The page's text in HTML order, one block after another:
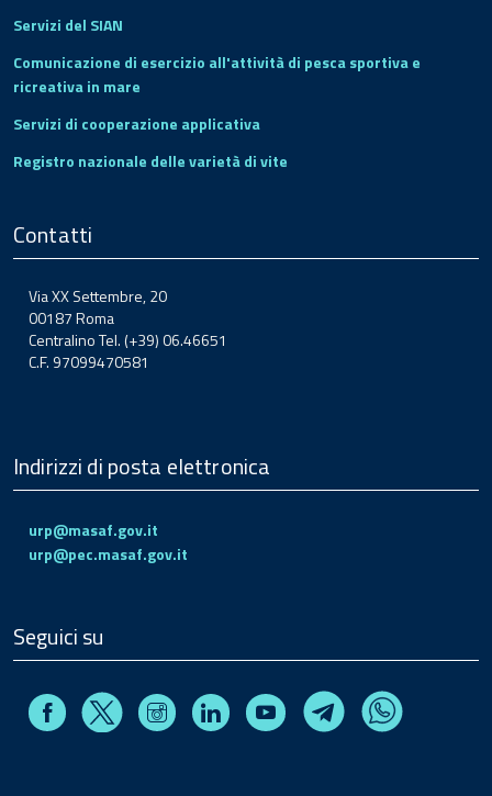
Servizi del SIAN
Comunicazione di esercizio all'attività di pesca sportiva e
ricreativa in mare
Servizi di cooperazione applicativa
Registro nazionale delle varietà di vite
Contatti
Via XX Settembre, 20
00187 Roma
Centralino Tel. (+39) 06.46651
C.F. 97099470581
Indirizzi di posta elettronica
urp@masaf.gov.it
urp@pec.masaf.gov.it
Seguici su
FacebookX InstagramLinkedin Youtube TelegramWhatsapp